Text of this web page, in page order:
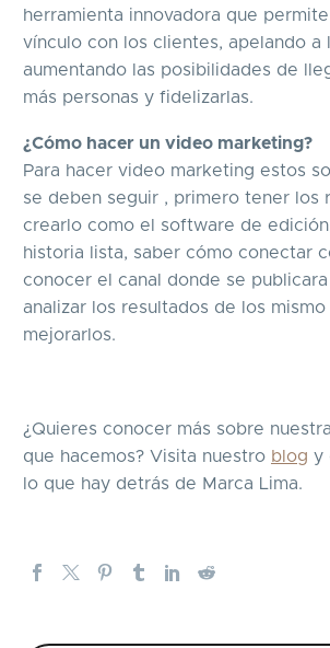
herramienta innovadora que
vínculo con los clientes, apelando a
aumentando las posibilidades de
más personas y fidelizarlas.
¿Cómo hacer un video marketing?
Para hacer video marketing estos
se deben seguir , primero tener los
crearlo como el software de
historia lista, saber cómo conectar
conocer el canal donde se
analizar los resultados de los
mejorarlos.
¿Quieres conocer más sobre
que hacemos? Visita nuestro blog y
lo que hay detrás de Marca Lima.